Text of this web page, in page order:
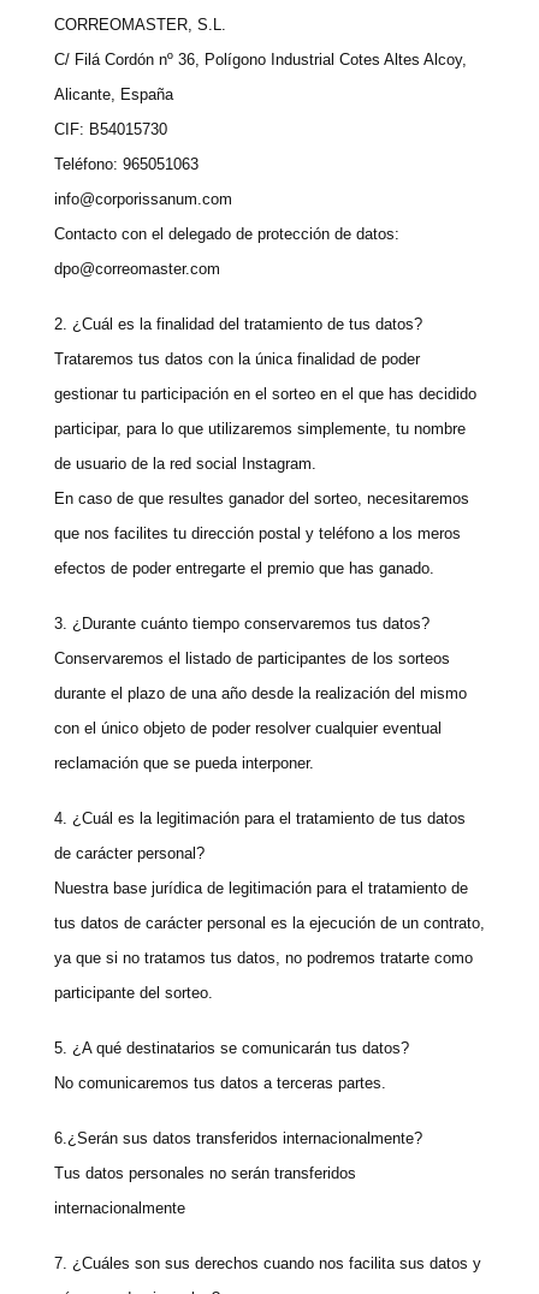
CORREOMASTER, S.L.
C/ Filá Cordón nº 36, Polígono Industrial Cotes Altes Alcoy,
Alicante, España
CIF: B54015730
Teléfono: 965051063
info@corporissanum.com
Contacto con el delegado de protección de datos:
dpo@correomaster.com
2. ¿Cuál es la finalidad del tratamiento de tus datos?
Trataremos tus datos con la única finalidad de poder
gestionar tu participación en el sorteo en el que has decidido
participar, para lo que utilizaremos simplemente, tu nombre
de usuario de la red social Instagram.
En caso de que resultes ganador del sorteo, necesitaremos
que nos facilites tu dirección postal y teléfono a los meros
efectos de poder entregarte el premio que has ganado.
3. ¿Durante cuánto tiempo conservaremos tus datos?
Conservaremos el listado de participantes de los sorteos
durante el plazo de una año desde la realización del mismo
con el único objeto de poder resolver cualquier eventual
reclamación que se pueda interponer.
4. ¿Cuál es la legitimación para el tratamiento de tus datos
de carácter personal?
Nuestra base jurídica de legitimación para el tratamiento de
tus datos de carácter personal es la ejecución de un contrato,
ya que si no tratamos tus datos, no podremos tratarte como
participante del sorteo.
5. ¿A qué destinatarios se comunicarán tus datos?
No comunicaremos tus datos a terceras partes.
6.¿Serán sus datos transferidos internacionalmente?
Tus datos personales no serán transferidos
internacionalmente
7. ¿Cuáles son sus derechos cuando nos facilita sus datos y